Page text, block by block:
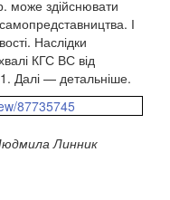
може здійснювати
І
Наслідки
КГС ВС від
1 . Далі — детальніше.
87735745
Линник